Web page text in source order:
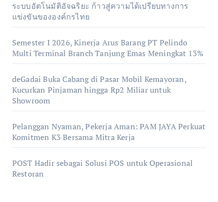
ระบบอัตโนมัติอัจฉริยะ ก้าวสู่ความได้เปรียบทางการ
แข่งขันขององค์กรไทย
Semester I 2026, Kinerja Arus Barang PT Pelindo
Multi Terminal Branch Tanjung Emas Meningkat 13%
deGadai Buka Cabang di Pasar Mobil Kemayoran,
Kucurkan Pinjaman hingga Rp2 Miliar untuk
Showroom
Pelanggan Nyaman, Pekerja Aman: PAM JAYA Perkuat
Komitmen K3 Bersama Mitra Kerja
POST Hadir sebagai Solusi POS untuk Operasional
Restoran